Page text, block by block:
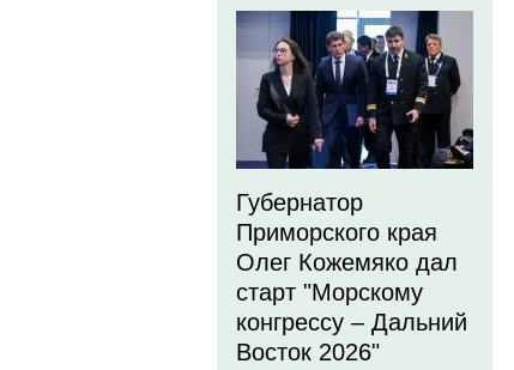
Губернатор
Приморского края
Олег Кожемяко дал
старт "Морскому
конгрессу – Дальний
Восток 2026"